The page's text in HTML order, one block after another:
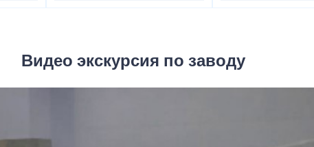
Видео экскурсия по заводу